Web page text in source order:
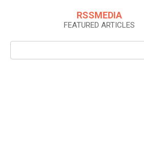
RSSMEDIA
FEATURED ARTICLES
Search: